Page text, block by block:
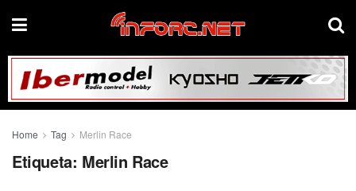
Home Tag Merlin Race
Etiqueta: Merlin Race